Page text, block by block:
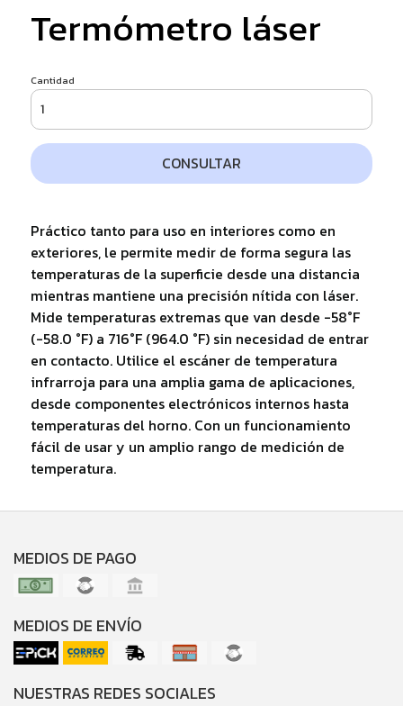
Termómetro láser
Cantidad
CONSULTAR
Práctico tanto para uso en interiores como en
exteriores, le permite medir de forma segura las
temperaturas de la superficie desde una distancia
mientras mantiene una precisión nítida con láser.
Mide temperaturas extremas que van desde -58°F
(-58.0 °F) a 716°F (964.0 °F) sin necesidad de entrar
en contacto. Utilice el escáner de temperatura
infrarroja para una amplia gama de aplicaciones,
desde componentes electrónicos internos hasta
temperaturas del horno. Con un funcionamiento
fácil de usar y un amplio rango de medición de
temperatura.
MEDIOS DE PAGO
MEDIOS DE ENVÍO
NUESTRAS REDES SOCIALES